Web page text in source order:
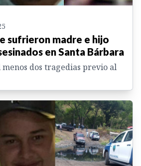
sufrieron madre e hijo
en Santa Bárbara
dos tragedias previo al